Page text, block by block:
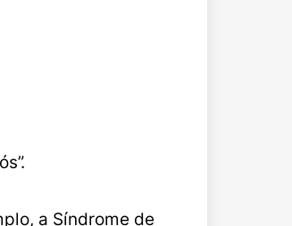
a Síndrome de